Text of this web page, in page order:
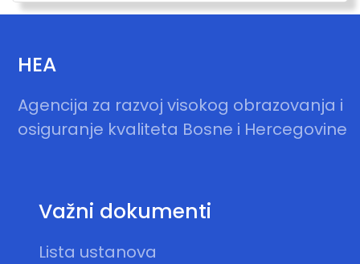
HEA
Agencija za razvoj visokog obrazovanja i
osiguranje kvaliteta Bosne i Hercegovine
Važni dokumenti
Lista ustanova